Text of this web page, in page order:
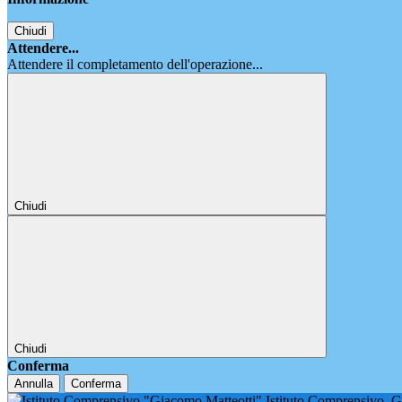
Chiudi
Attendere...
Attendere il completamento dell'operazione...
Chiudi
Chiudi
Conferma
Annulla Conferma